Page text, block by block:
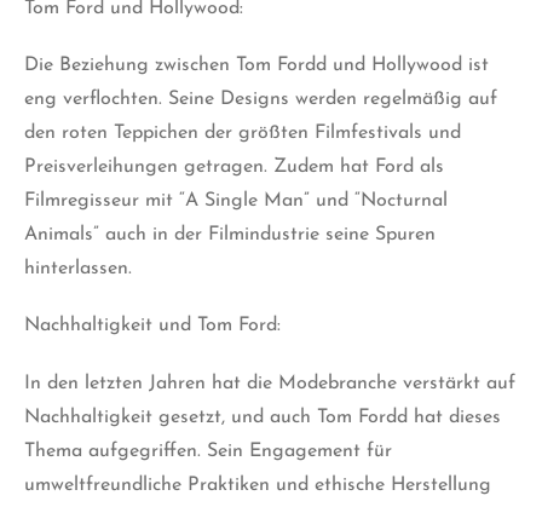
Tom Ford und Hollywood:
Die Beziehung zwischen Tom Fordd und Hollywood ist
eng verflochten. Seine Designs werden regelmäßig auf
den roten Teppichen der größten Filmfestivals und
Preisverleihungen getragen. Zudem hat Ford als
Filmregisseur mit “A Single Man” und “Nocturnal
Animals” auch in der Filmindustrie seine Spuren
hinterlassen.
Nachhaltigkeit und Tom Ford:
In den letzten Jahren hat die Modebranche verstärkt auf
Nachhaltigkeit gesetzt, und auch Tom Fordd hat dieses
Thema aufgegriffen. Sein Engagement für
umweltfreundliche Praktiken und ethische Herstellung